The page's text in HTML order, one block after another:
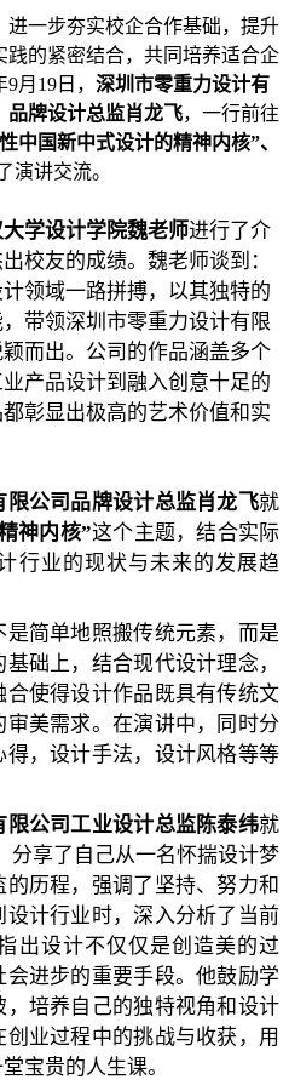
一步夯实校企合作基础，提升
践的紧密结合，共同培养适合企
月19日， 深圳市零重力设计有
品牌设计总监肖龙飞，一行前往
中国新中式设计的精神内核”、
演讲交流。
学设计学院魏老师进行了介
校友的成绩。魏老师谈到：
领域一路拼搏，以其独特的
带领深圳市零重力设计有限
而出。公司的作品涵盖多个
产品设计到融入创意十足的
彰显出极高的艺术价值和实
公司品牌设计总监肖龙飞就
神内核”这个主题，结合实际
行业的现状与未来的发展趋
简单地照搬传统元素，而是
础上，结合现代设计理念，
使得设计作品既具有传统文
美需求。在演讲中，同时分
，设计手法，设计风格等等
公司工业设计总监陈泰纬就
分享了自己从一名怀揣设计梦
的历程，强调了坚持、努力和
设计行业时，深入分析了当前
出设计不仅仅是创造美的过
进步的重要手段。他鼓励学
，培养自己的独特视角和设计
创业过程中的挑战与收获，用
宝贵的人生课。